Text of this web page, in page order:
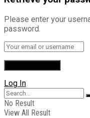
Please enter your
password.
Log In
No Result
View All Result